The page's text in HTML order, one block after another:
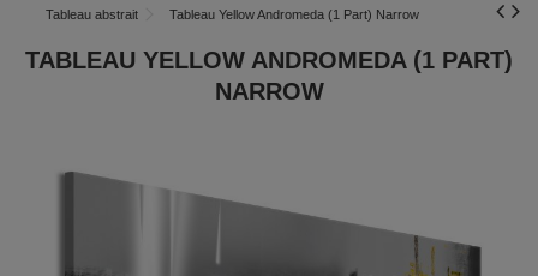
Tableau abstrait Tableau Yellow Andromeda (1 Part) Narrow
TABLEAU YELLOW ANDROMEDA (1 PART)
NARROW